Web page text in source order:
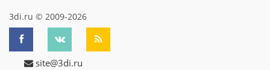
3di.ru © 2009-2026
site@3di.ru